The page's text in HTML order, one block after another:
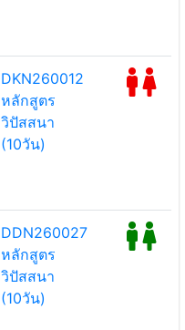
DKN260012
หลักสูตร
วิปัสสนา
(10วัน)
DDN260027
หลักสูตร
วิปัสสนา
(10วัน)